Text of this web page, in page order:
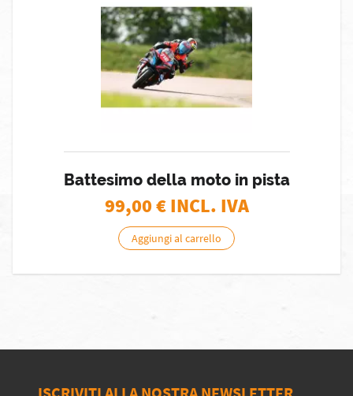
Battesimo della moto in pista
99,00€ INCL. IVA
Aggiungi al carrello